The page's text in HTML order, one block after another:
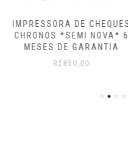
IMPRESSORA DE CHEQUES
CHRONOS *SEMI NOVA* 6
MESES DE GARANTIA
R$850,00